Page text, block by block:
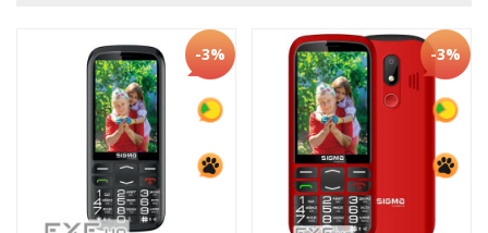
-3% -3%